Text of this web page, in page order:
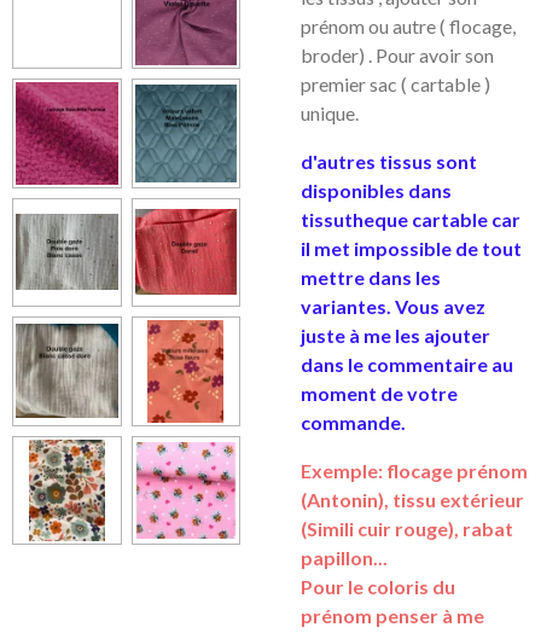
prénom ou autre ( flocage,
broder) . Pour avoir son
premier sac ( cartable )
unique.
d'autres tissus sont
disponibles dans
tissutheque cartable car
il met impossible de tout
mettre dans les
variantes. Vous avez
juste à me les ajouter
dans le commentaire au
moment de votre
commande.
Exemple: flocage prénom
(Antonin), tissu extérieur
(Simili cuir rouge), rabat
papillon...
Pour le coloris du
prénom penser à me